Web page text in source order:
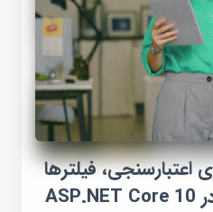
فیلترها
و مدیریت خطا در ASP.NET Core 10